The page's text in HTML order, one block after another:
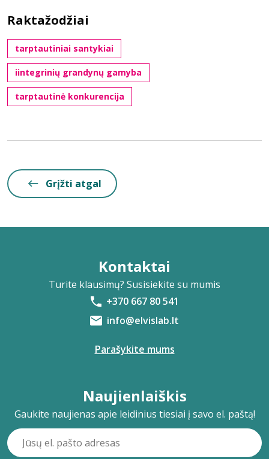
Raktažodžiai
tarptautiniai santykiai
iintegrinių grandynų gamyba
tarptautinė konkurencija
Grįžti atgal
Kontaktai
Turite klausimų? Susisiekite su mumis
+370 667 80 541
info@elvislab.lt
Parašykite mums
Naujienlaiškis
Gaukite naujienas apie leidinius tiesiai į savo el. paštą!